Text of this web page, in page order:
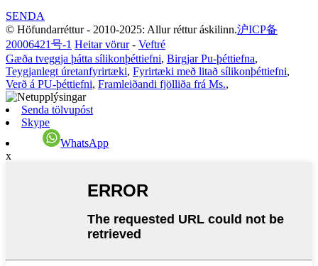
SENDA
© Höfundarréttur - 2010-2025: Allur réttur áskilinn.沪ICP备
20006421号-1 Heitar vörur- Veftré
Gæða tveggja þátta sílikonþéttiefni, Birgjar Pu-þéttiefna,
Teygjanlegt úretanfyrirtæki, Fyrirtæki með litað sílikonþéttiefni,
Verð á PU-þéttiefni, Framleiðandi fjölliða frá Ms.,
Senda tölvupóst
Skype
WhatsApp
x